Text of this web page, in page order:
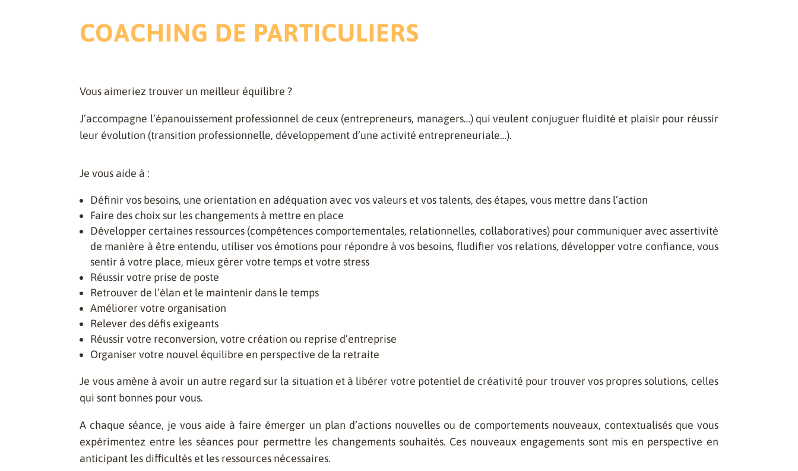
COACHING DE PARTICULIERS
Vous aimeriez trouver un meilleur équilibre ?
J’accompagne l’épanouissement professionnel de ceux (entrepreneurs, managers…) qui veulent conjuguer fluidité et plaisir pour réussir
leur évolution (transition professionnelle, développement d’une activité entrepreneuriale…).
Je vous aide à :
Définir vos besoins, une orientation en adéquation avec vos valeurs et vos talents, des étapes, vous mettre dans l’action
Faire des choix sur les changements à mettre en place
Développer certaines ressources (compétences comportementales, relationnelles, collaboratives) pour communiquer avec assertivité
de manière à être entendu, utiliser vos émotions pour répondre à vos besoins, fludifier vos relations, développer votre confiance, vous
sentir à votre place, mieux gérer votre temps et votre stress
Réussir votre prise de poste
Retrouver de l’élan et le maintenir dans le temps
Améliorer votre organisation
Relever des défis exigeants
Réussir votre reconversion, votre création ou reprise d’entreprise
Organiser votre nouvel équilibre en perspective de la retraite
Je vous amène à avoir un autre regard sur la situation et à libérer votre potentiel de créativité pour trouver vos propres solutions, celles
qui sont bonnes pour vous.
A chaque séance, je vous aide à faire émerger un plan d’actions nouvelles ou de comportements nouveaux, contextualisés que vous
expérimentez entre les séances pour permettre les changements souhaités. Ces nouveaux engagements sont mis en perspective en
anticipant les difficultés et les ressources nécessaires.